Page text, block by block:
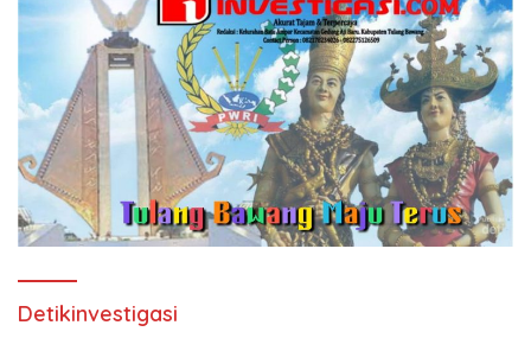
Detikinvestigasi